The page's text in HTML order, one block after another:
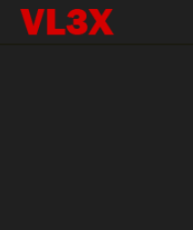
Home Nhật Bản